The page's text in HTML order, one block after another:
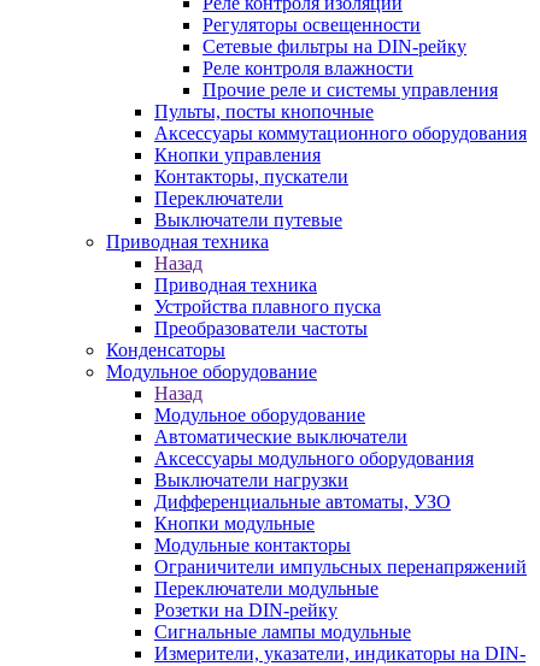
Регуляторы освещенности
Сетевые фильтры на DIN-рейку
Реле контроля влажности
Прочие реле и системы управления
Пульты, посты кнопочные
Аксессуары коммутационного оборудования
Кнопки управления
Контакторы, пускатели
Переключатели
Выключатели путевые
Приводная техника
Назад
Приводная техника
Устройства плавного пуска
Преобразователи частоты
Конденсаторы
Модульное оборудование
Назад
Модульное оборудование
Автоматические выключатели
Аксессуары модульного оборудования
Выключатели нагрузки
Дифференциальные автоматы, УЗО
Кнопки модульные
Модульные контакторы
Ограничители импульсных перенапряжений
Переключатели модульные
Розетки на DIN-рейку
Сигнальные лампы модульные
Измерители, указатели, индикаторы на DIN-